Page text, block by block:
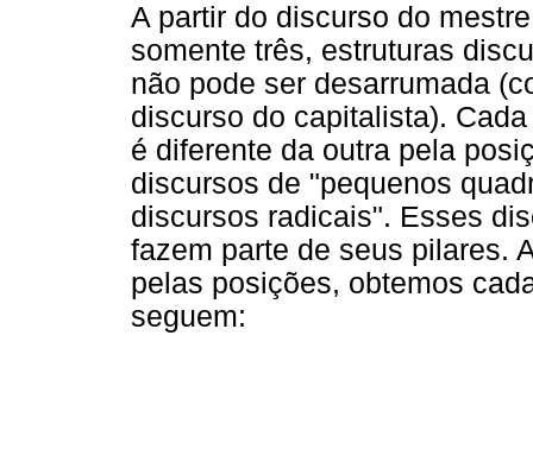
A partir do discurso do
somente três, estruturas
não pode ser desarrumada
discurso do capitalista).
é diferente da outra pela
discursos de "pequenos
discursos radicais". Esses
fazem parte de seus pilares.
pelas posições, obtemos
seguem: